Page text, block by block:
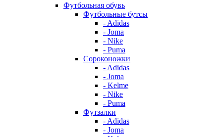
Футбольная обувь
Футбольные бутсы
- Adidas
- Joma
- Nike
- Puma
Сороконожки
- Adidas
- Joma
- Kelme
- Nike
- Puma
Футзалки
- Adidas
- Joma